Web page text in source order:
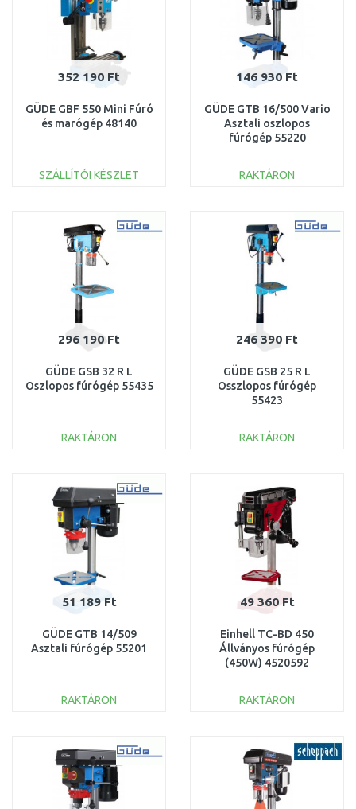
352 190 Ft
GÜDE GBF 550 Mini Fúró
és marógép 48140
SZÁLLÍTÓI KÉSZLET
Összehasonlítás
146 930 Ft
GÜDE GTB 16/500 Vario
Asztali oszlopos
fúrógép 55220
RAKTÁRON
Összehasonlítás
296 190 Ft
GÜDE GSB 32 R L
Oszlopos fúrógép 55435
RAKTÁRON
Összehasonlítás
246 390 Ft
GÜDE GSB 25 R L
Osszlopos fúrógép
55423
RAKTÁRON
Összehasonlítás
51 189 Ft
GÜDE GTB 14/509
Asztali fúrógép 55201
RAKTÁRON
Összehasonlítás
49 360 Ft
Einhell TC-BD 450
Állványos fúrógép
(450W) 4520592
RAKTÁRON
Összehasonlítás